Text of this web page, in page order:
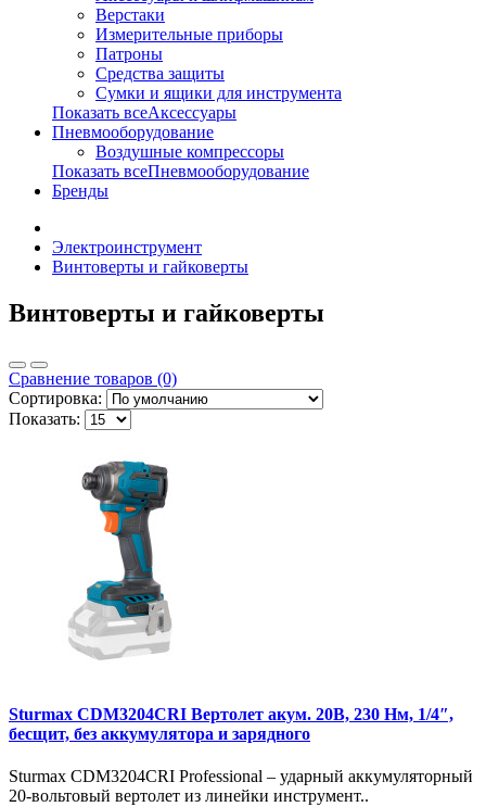
Верстаки
Измерительные приборы
Патроны
Средства защиты
Сумки и ящики для инструмента
Показать всеАксессуары
Пневмооборудование
Воздушные компрессоры
Показать всеПневмооборудование
Бренды
Электроинструмент
Винтоверты и гайковерты
Винтоверты и гайковерты
Сравнение товаров (0)
Сортировка:
Показать:
Sturmax CDM3204CRI Вертолет акум. 20В, 230 Нм, 1/4″,
бесщит, без аккумулятора и зарядного
Sturmax CDM3204CRI Professional – ударный аккумуляторный
20-вольтовый вертолет из линейки инструмент..